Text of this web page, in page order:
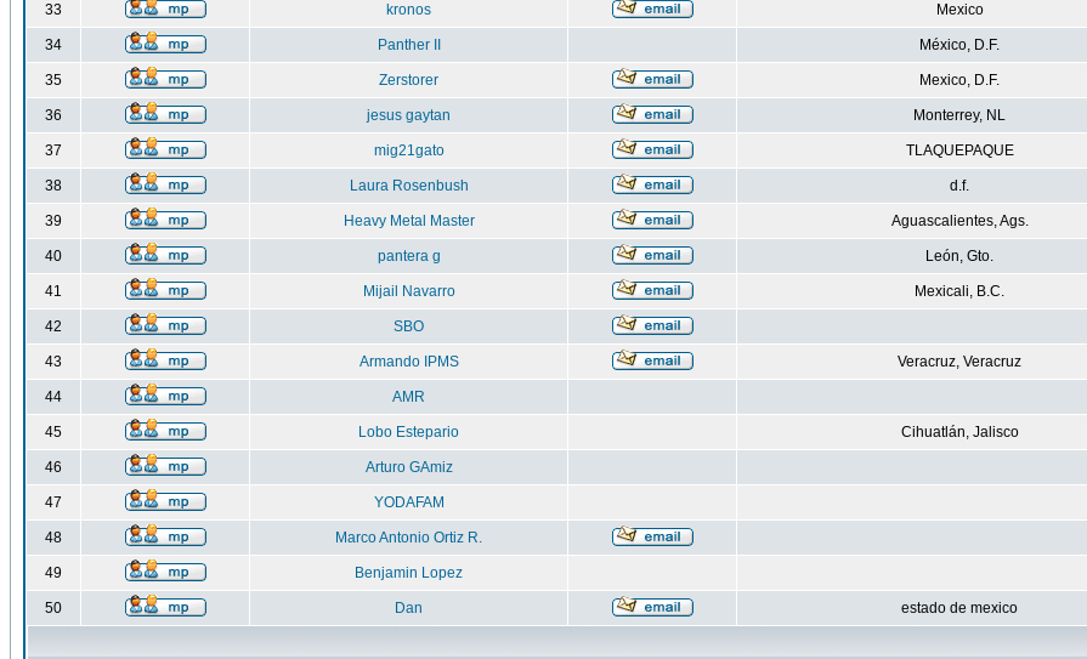
33 kronos Mexico
34 Panther II México, D.F.
35 Zerstorer Mexico, D.F.
36 jesus gaytan Monterrey, NL
37 mig21gato TLAQUEPAQUE
38 Laura Rosenbush d.f.
39 Heavy Metal Master Aguascalientes, Ags.
40 pantera g León, Gto.
41 Mijail Navarro Mexicali, B.C.
42 SBO
43 Armando IPMS Veracruz, Veracruz
44 AMR
45 Lobo Estepario Cihuatlán, Jalisco
46 Arturo GAmiz
47 YODAFAM
48 Marco Antonio Ortiz R.
49 Benjamin Lopez
50 Dan estado de mexico